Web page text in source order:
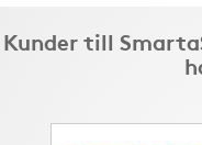
Kunder till